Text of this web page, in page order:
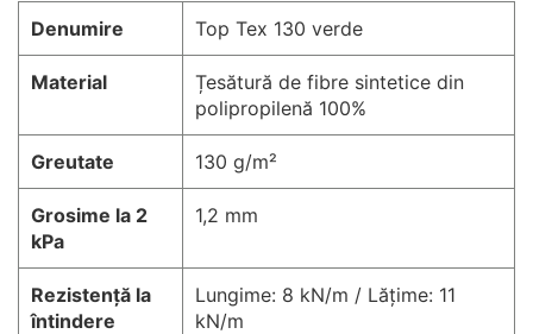
Denumire Top Tex 130 verde
Material
Țesătură de fibre sintetice din
polipropilenă 100%
Greutate 130 g/m²
Grosime la 2
kPa
1,2 mm
Rezistență la
întindere
Lungime: 8 kN/m / Lățime: 11
kN/m